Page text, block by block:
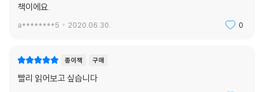
책이에요.
a********5 2020.06.30. 0
종이책 구매
빨리 읽어보고 싶습니다